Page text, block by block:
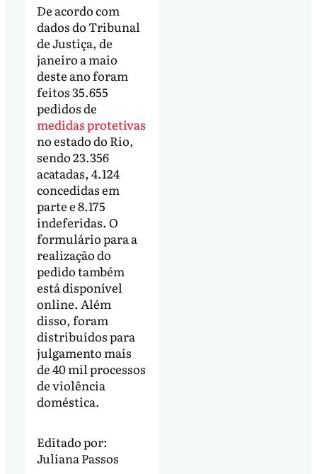
De acordo com
dados do Tribunal
de Justiça, de
janeiro a maio
deste ano foram
feitos 35.655
pedidos de
medidas protetivas
no estado do Rio,
sendo 23.356
acatadas, 4.124
concedidas em
parte e 8.175
indeferidas. O
formulário para a
realização do
pedido também
está disponível
online. Além
disso, foram
distribuídos para
julgamento mais
de 40 mil processos
de violência
doméstica.
Editado por:
Juliana Passos